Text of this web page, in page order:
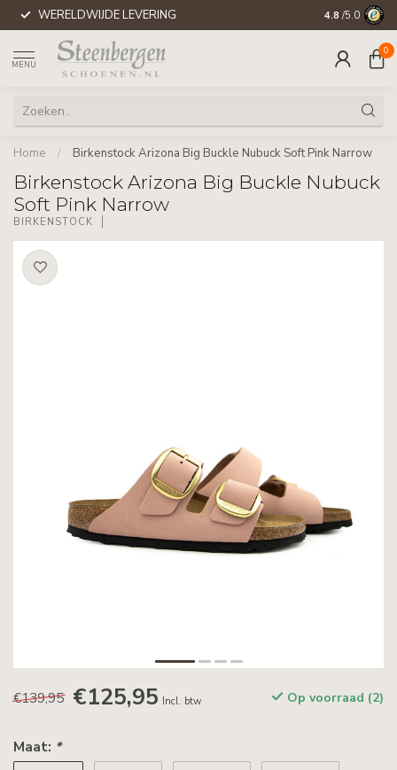
WERELDWIJDE LEVERING 4.8 /5.0
MENU
0
Home / Birkenstock Arizona Big Buckle Nubuck Soft Pink Narrow
Birkenstock Arizona Big Buckle Nubuck
Soft Pink Narrow
BIRKENSTOCK
€139,95 €125,95 Incl. btw Op voorraad (2)
Maat: *